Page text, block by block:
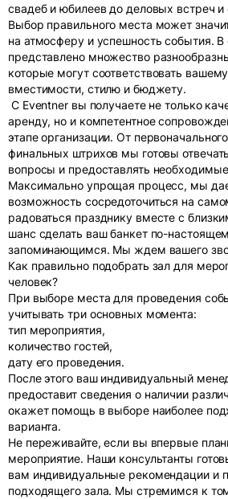
свадеб и юбилеев до деловых встреч и
Выбор правильного места может
на атмосферу и успешность события. В
представлено множество
которые могут соответствовать
вместимости, стилю и бюджету.
С Eventner вы получаете не только
аренду, но и компетентное
этапе организации. От
финальных штрихов мы готовы
вопросы и предоставлять
Максимально упрощая процесс, мы
возможность сосредоточиться на
радоваться празднику вместе с
шанс сделать ваш банкет по-
запоминающимся. Мы ждем вашего
Как правильно подобрать зал для
человек?
При выборе места для проведения
учитывать три основных момента:
тип мероприятия,
количество гостей,
дату его проведения.
После этого ваш индивидуальный
предоставит сведения о наличии
окажет помощь в выборе наиболее
варианта.
Не переживайте, если вы впервые
мероприятие. Наши консультанты
вам индивидуальные рекомендации и
подходящего зала. Мы стремимся к